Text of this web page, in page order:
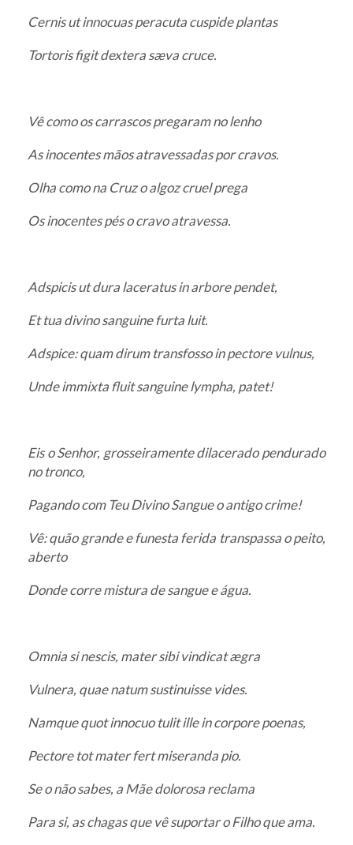
Cernis ut innocuas peracuta cuspide plantas
Tortoris figit dextera sæva cruce.
Vê como os carrascos pregaram no lenho
As inocentes mãos atravessadas por cravos.
Olha como na Cruz o algoz cruel prega
Os inocentes pés o cravo atravessa.
Adspicis ut dura laceratus in arbore pendet,
Et tua divino sanguine furta luit.
Adspice: quam dirum transfosso in pectore vulnus,
Unde immixta fluit sanguine lympha, patet!
Eis o Senhor, grosseiramente dilacerado pendurado
no tronco,
Pagando com Teu Divino Sangue o antigo crime!
Vê: quão grande e funesta ferida transpassa o peito,
aberto
Donde corre mistura de sangue e água.
Omnia si nescis, mater sibi vindicat ægra
Vulnera, quae natum sustinuisse vides.
Namque quot innocuo tulit ille in corpore poenas,
Pectore tot mater fert miseranda pio.
Se o não sabes, a Mãe dolorosa reclama
Para si, as chagas que vê suportar o Filho que ama.